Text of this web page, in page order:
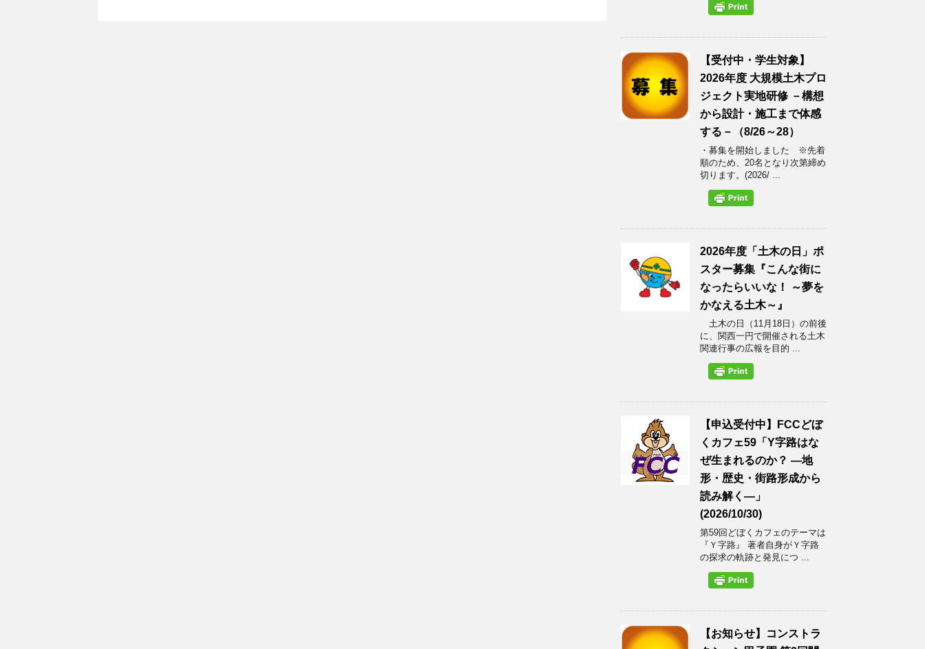
【受付中・学生対象】
2026年度 大規模土木プロ
ジェクト実地研修 －構想
から設計・施工まで体感
する－（8/26～28）
・募集を開始しました ※先着
順のため、20名となり次第締め
切ります。(2026/ ...
2026年度「土木の日」ポ
スター募集『こんな街に
なったらいいな！ ～夢を
かなえる土木～』
土木の日（11月18日）の前後
に、関西一円で開催される土木
関連行事の広報を目的 ...
【申込受付中】FCCどぼ
くカフェ59「Y字路はな
ぜ生まれるのか？ ―地
形・歴史・街路形成から
読み解く―」
(2026/10/30)
第59回どぼくカフェのテーマは
『Ｙ字路』 著者自身がＹ字路
の探求の軌跡と発見につ ...
【お知らせ】コンストラ